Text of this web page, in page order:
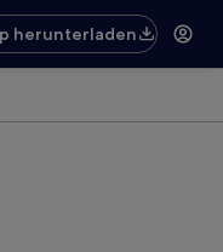
herunterladen